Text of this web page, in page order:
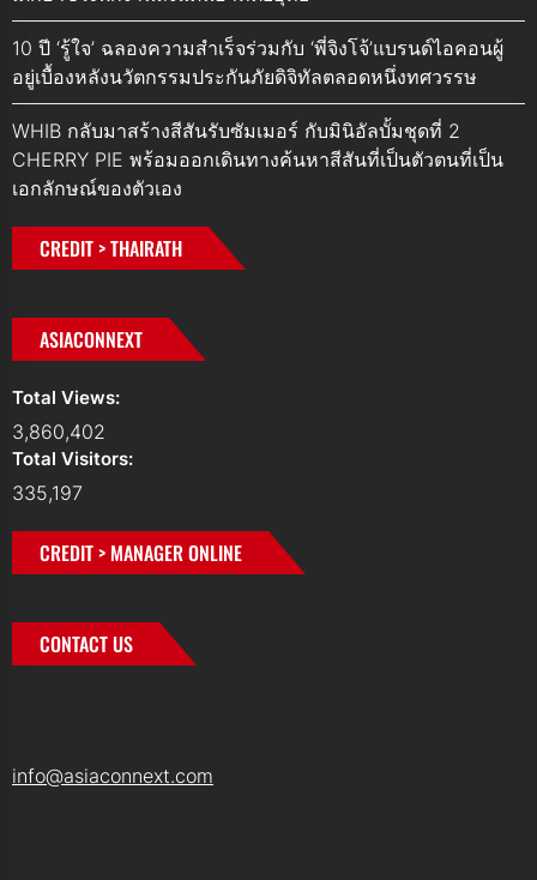
10 ปี ‘รู้ใจ’ ฉลองความสำเร็จร่วมกับ ‘พี่จิงโจ้’แบรนด์ไอคอนผู้
อยู่เบื้องหลังนวัตกรรมประกันภัยดิจิทัลตลอดหนึ่งทศวรรษ
WHIB กลับมาสร้างสีสันรับซัมเมอร์ กับมินิอัลบั้มชุดที่ 2
CHERRY PIE พร้อมออกเดินทางค้นหาสีสันที่เป็นตัวตนที่เป็น
เอกลักษณ์ของตัวเอง
CREDIT > THAIRATH
ASIACONNEXT
Total Views:
3,860,402
Total Visitors:
335,197
CREDIT > MANAGER ONLINE
CONTACT US
info@asiaconnext.com